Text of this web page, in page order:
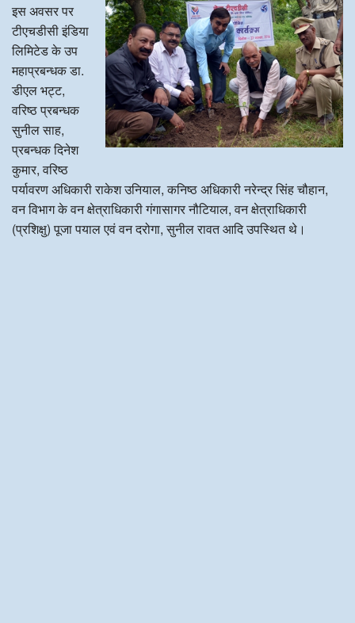
इस अवसर पर
टीएचडीसी इंडिया
लिमिटेड के उप
महाप्रबन्धक डा.
डीएल भट्ट,
वरिष्ठ प्रबन्धक
सुनील साह,
प्रबन्धक दिनेश
कुमार, वरिष्ठ
पर्यावरण अधिकारी राकेश उनियाल, कनिष्ठ अधिकारी नरेन्द्र सिंह चौहान,
वन विभाग के वन क्षेत्राधिकारी गंगासागर नौटियाल, वन क्षेत्राधिकारी
(प्रशिक्षु) पूजा पयाल एवं वन दरोगा, सुनील रावत आदि उपस्थित थे।